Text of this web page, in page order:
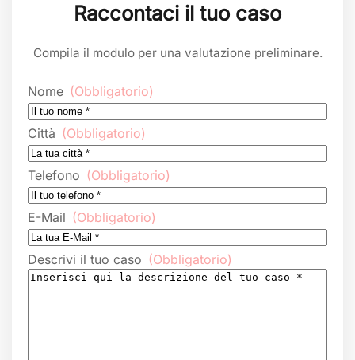
Raccontaci il tuo caso
Compila il modulo per una valutazione preliminare.
Nome (Obbligatorio)
Città (Obbligatorio)
Telefono (Obbligatorio)
E-Mail (Obbligatorio)
Descrivi il tuo caso (Obbligatorio)